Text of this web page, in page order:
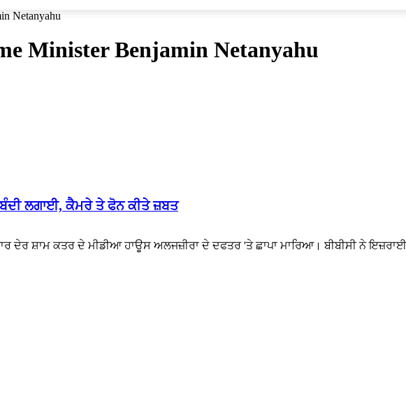
Netanyahu
Minister Benjamin Netanyahu
ਲਗਾਈ, ਕੈਮਰੇ ਤੇ ਫੋਨ ਕੀਤੇ ਜ਼ਬਤ
ਦੇਰ ਸ਼ਾਮ ਕਤਰ ਦੇ ਮੀਡੀਆ ਹਾਊਸ ਅਲਜਜ਼ੀਰਾ ਦੇ ਦਫਤਰ 'ਤੇ ਛਾਪਾ ਮਾਰਿਆ। ਬੀਬੀਸੀ ਨੇ